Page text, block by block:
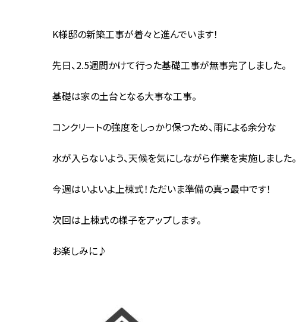
K様邸の新築工事が着々と進んでいます！
先日、2.5週間かけて行った基礎工事が無事完了しました。
基礎は家の土台となる大事な工事。
コンクリートの強度をしっかり保つため、雨による余分な
水が入らないよう、天候を気にしながら作業を実施しました。
今週はいよいよ上棟式！ただいま準備の真っ最中です！
次回は上棟式の様子をアップします。
お楽しみに♪